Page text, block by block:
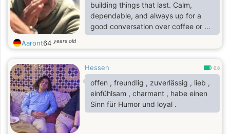
building things that last. Calm,
dependable, and always up for a
good conversation over coffee or a
quiet evening walk. Life has taught
me the value of patience, humor,
meet someone kind-hearted who
appreciates honesty, shared laughs,
and the simple joys of life.
Aaront64 years old
Hessen 0.8
offen , freundlig , zuverlässig , lieb ,
einfühlsam , charmant , habe einen
Sinn für Humor und loyal .